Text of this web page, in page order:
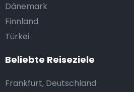
Dänemark
Finnland
Türkei
Beliebte Reiseziele
Frankfurt, Deutschland